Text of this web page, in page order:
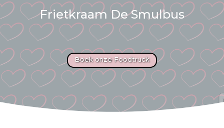
Frietkraam De Smulbus
Boek onze Foodtruck